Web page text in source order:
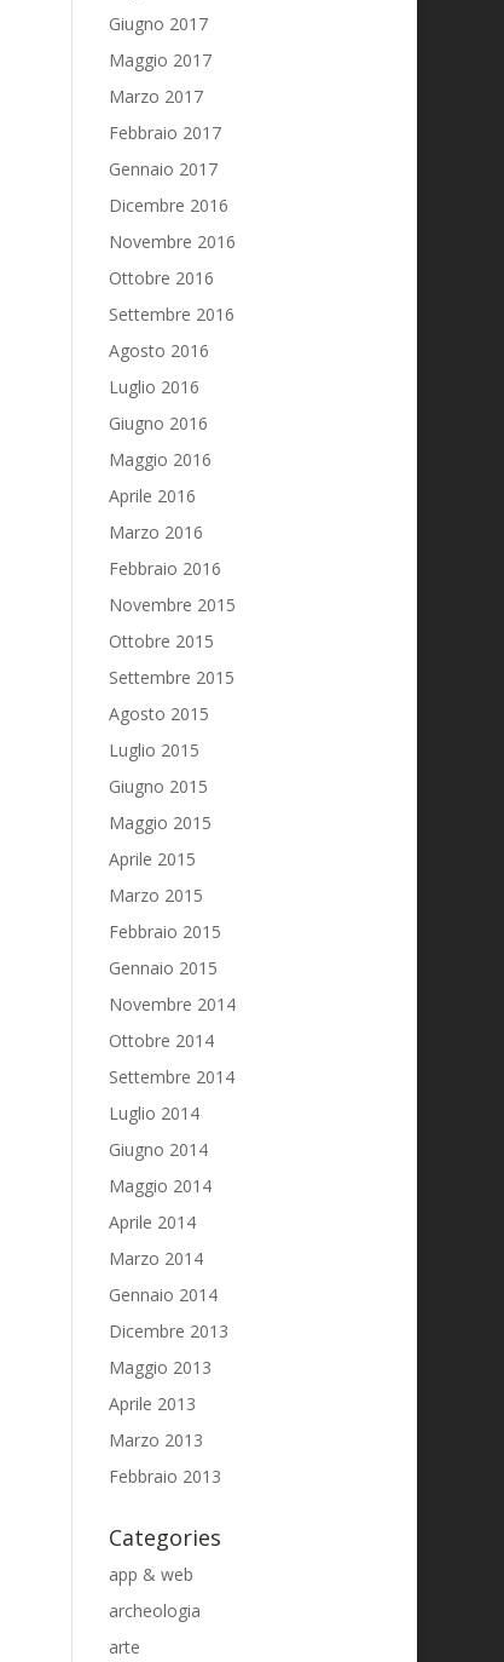
Giugno 2017
Maggio 2017
Marzo 2017
Febbraio 2017
Gennaio 2017
Dicembre 2016
Novembre 2016
Ottobre 2016
Settembre 2016
Agosto 2016
Luglio 2016
Giugno 2016
Maggio 2016
Aprile 2016
Marzo 2016
Febbraio 2016
Novembre 2015
Ottobre 2015
Settembre 2015
Agosto 2015
Luglio 2015
Giugno 2015
Maggio 2015
Aprile 2015
Marzo 2015
Febbraio 2015
Gennaio 2015
Novembre 2014
Ottobre 2014
Settembre 2014
Luglio 2014
Giugno 2014
Maggio 2014
Aprile 2014
Marzo 2014
Gennaio 2014
Dicembre 2013
Maggio 2013
Aprile 2013
Marzo 2013
Febbraio 2013
Categories
app & web
archeologia
arte